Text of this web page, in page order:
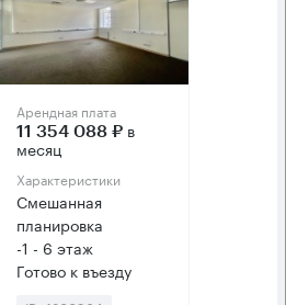
Арендная плата
11 354 088 ₽ в
месяц
Характеристики
Смешанная
планировка
-1 - 6 этаж
Готово к въезду